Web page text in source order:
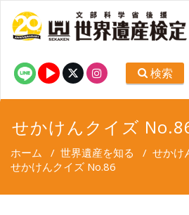
検索
せかけんクイズ
ホーム / 世界遺産を知る / せかけ
せかけんクイズ No.86